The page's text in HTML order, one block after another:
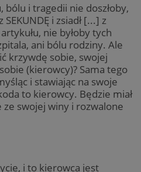
i tragedii nie doszłoby,
i zsiadł [...] z
nie byłoby tych
ani bólu rodziny. Ale
krzywdę sobie, swojej
(kierowcy)? Sama tego
i stawiając na swoje
to kierowcy. Będzie miał
swojej winy i rozwalone
i to kierowca jest